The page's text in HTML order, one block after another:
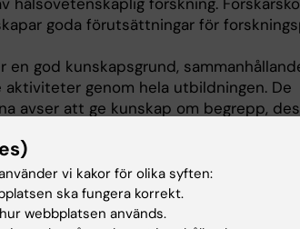
goda förutsättningar för
en god kunskapsgrund,
genom hela utbildningen. De
avser att ge kunskap om begrepp,
relaterade till forskningsområdet. FiH
och handledare att skapa
vi kakor för olika syften:
ska fungera korrekt.
webbplatsen används.